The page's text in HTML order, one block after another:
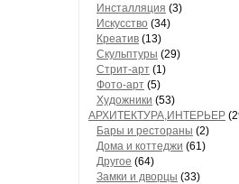
Инсталляция (3)
Искусство (34)
Креатив (13)
Скульптуры (29)
Стрит-арт (1)
Фото-арт (5)
Художники (53)
АРХИТЕКТУРА,ИНТЕРЬЕР
Бары и рестораны (2)
Дома и коттеджи (61)
Другое (64)
Замки и дворцы (33)